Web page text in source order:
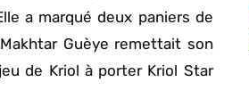
a marqué deux paniers de
Guèye remettait son
de Kriol à porter Kriol Star